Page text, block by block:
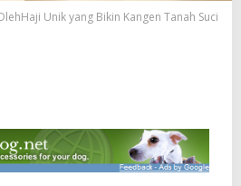
Unik yang Bikin Kangen Tanah Suci